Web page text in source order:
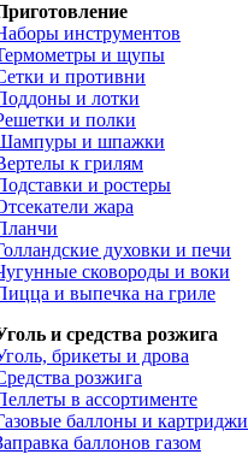
инструментов
и щупы
и противни
и лотки
и полки
и шпажки
к грилям
и ростеры
жара
духовки и печи
сковороды и воки
и выпечка на гриле
и средства розжига
брикеты и дрова
розжига
в ассортименте
баллоны и картриджи
баллонов газом